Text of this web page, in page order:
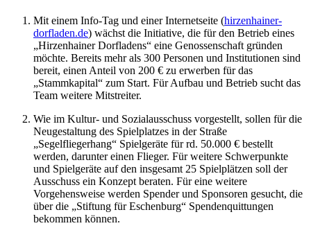
Mit einem Info-Tag und einer Internetseite (hirzenhainer-
dorfladen.de) wächst die Initiative, die für den Betrieb eines
„Hirzenhainer Dorfladens“ eine Genossenschaft gründen
möchte. Bereits mehr als 300 Personen und Institutionen sind
bereit, einen Anteil von 200 € zu erwerben für das
„Stammkapital“ zum Start. Für Aufbau und Betrieb sucht das
Team weitere Mitstreiter.
Wie im Kultur- und Sozialausschuss vorgestellt, sollen für die
Neugestaltung des Spielplatzes in der Straße
„Segelfliegerhang“ Spielgeräte für rd. 50.000 € bestellt
werden, darunter einen Flieger. Für weitere Schwerpunkte
und Spielgeräte auf den insgesamt 25 Spielplätzen soll der
Ausschuss ein Konzept beraten. Für eine weitere
Vorgehensweise werden Spender und Sponsoren gesucht, die
über die „Stiftung für Eschenburg“ Spendenquittungen
bekommen können.